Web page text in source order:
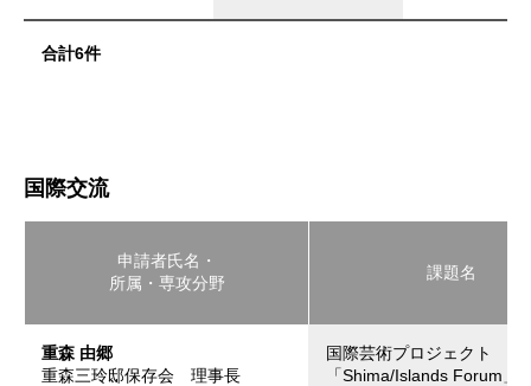
合計6件
国際交流
申請者氏名・
所属・専攻分野
課題名
重森 由郷
重森三玲邸保存会 理事長
国際芸術プロジェクト
「Shima/Islands Forum」